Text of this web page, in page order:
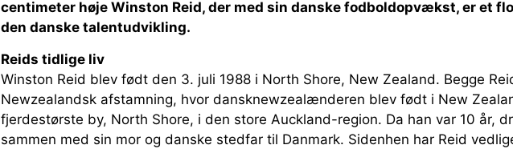
centimeter høje Winston Reid, der med sin danske fodboldopvækst, er et
den danske talentudvikling.
Reids tidlige liv
Winston Reid blev født den 3. juli 1988 i North Shore, New Zealand. Begge
Newzealandsk afstamning, hvor dansknewzealænderen blev født i New
fjerdestørste by, North Shore, i den store Auckland-region. Da han var 10 år,
sammen med sin mor og danske stedfar til Danmark. Sidenhen har Reid